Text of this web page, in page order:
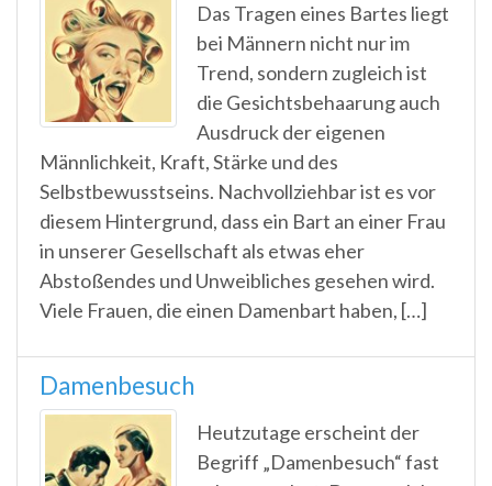
Das Tragen eines Bartes liegt
bei Männern nicht nur im
Trend, sondern zugleich ist
die Gesichtsbehaarung auch
Ausdruck der eigenen
Männlichkeit, Kraft, Stärke und des
Selbstbewusstseins. Nachvollziehbar ist es vor
diesem Hintergrund, dass ein Bart an einer Frau
in unserer Gesellschaft als etwas eher
Abstoßendes und Unweibliches gesehen wird.
Viele Frauen, die einen Damenbart haben, […]
Damenbesuch
Heutzutage erscheint der
Begriff „Damenbesuch“ fast